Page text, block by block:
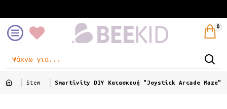
0
Stem Smartivity DIY Κατασκευή "Joystick Arcade Maze"